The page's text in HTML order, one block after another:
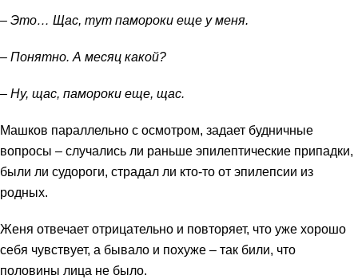
– Это… Щас, тут памороки еще у меня.
– Понятно. А месяц какой?
– Ну, щас, памороки еще, щас.
Машков параллельно с осмотром, задает будничные
вопросы – случались ли раньше эпилептические припадки,
были ли судороги, страдал ли кто-то от эпилепсии из
родных.
Женя отвечает отрицательно и повторяет, что уже хорошо
себя чувствует, а бывало и похуже – так били, что
половины лица не было.